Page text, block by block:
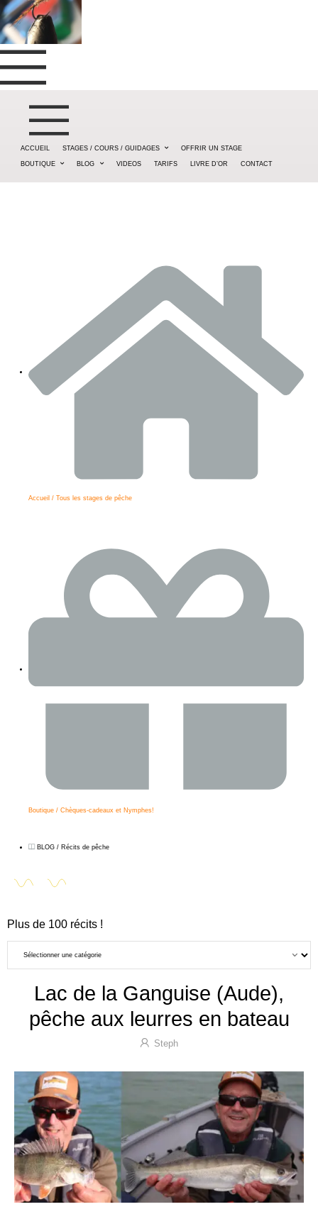
ACCUEIL STAGES / COURS / GUIDAGES OFFRIR UN STAGE
BOUTIQUE BLOG VIDEOS TARIFS LIVRE D’OR CONTACT
Accueil / Tous les stages de pêche
Boutique / Chèques-cadeaux et Nymphes!
BLOG / Récits de pêche
Plus de 100 récits !
Plus de 100 récits !
Lac de la Ganguise (Aude),
pêche aux leurres en bateau
Steph